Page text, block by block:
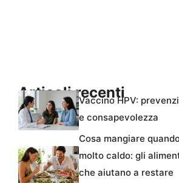
Articoli recenti
Vaccino HPV:
e consapevolezza
Cosa mangiare
molto caldo: gli
che aiutano a restare